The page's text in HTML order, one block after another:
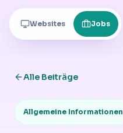
Zum Inhalt springen
Websites Jobs
Alle Beiträge
Allgemeine Informationen